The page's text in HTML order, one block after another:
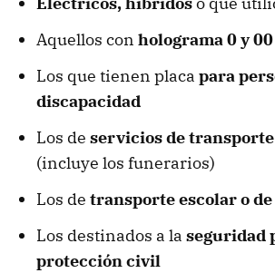
Aquellos con holograma 0 y 00
Los que tienen placa para
discapacidad
Los de servicios de transporte
(incluye los funerarios)
Los de transporte escolar o
Los destinados a la seguridad
protección civil